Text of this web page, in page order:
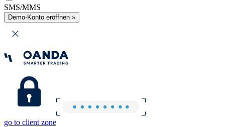
SMS/MMS
Demo-Konto eröffnen »
go to client zone